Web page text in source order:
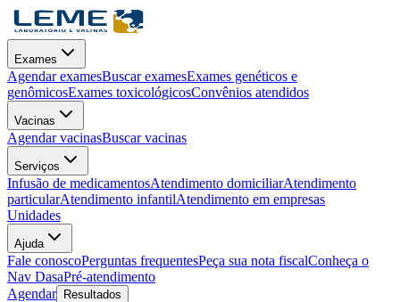
Exames
Agendar examesBuscar examesExames genéticos e
genômicosExames toxicológicosConvênios atendidos
Vacinas
Agendar vacinasBuscar vacinas
Serviços
Infusão de medicamentosAtendimento domiciliarAtendimento
particularAtendimento infantilAtendimento em empresas
Unidades
Ajuda
Fale conoscoPerguntas frequentesPeça sua nota fiscalConheça o
Nav DasaPré-atendimento
Agendar
Resultados